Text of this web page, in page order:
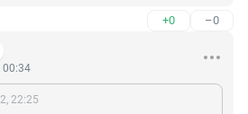
+0 –0
00:34
22:25